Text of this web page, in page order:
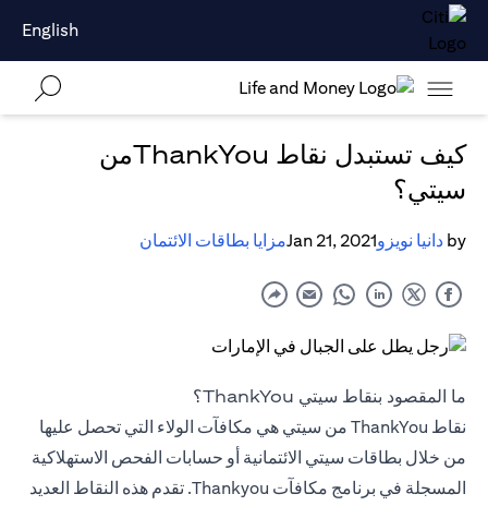
English
كيف تستبدل نقاط ThankYouمن
سيتي؟
by دانيا نويزوJan 21, 2021مزايا بطاقات الائتمان
ما المقصود بنقاط سيتي ThankYou؟
نقاط ThankYou من سيتي هي مكافآت الولاء التي تحصل عليها
من خلال بطاقات سيتي الائتمانية أو حسابات الفحص الاستهلاكية
المسجلة في برنامج مكافآت Thankyou. تقدم هذه النقاط العديد